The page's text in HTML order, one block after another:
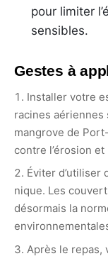
pour limiter
sensibles.
Gestes à
Installer votre
racines
mangrove de
contre l’érosion
Éviter d’utiliser
nique. Les
désormais la
Après le repas,